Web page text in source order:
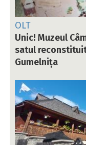
OLT
Unic! Muzeul
satul
Gumelnița